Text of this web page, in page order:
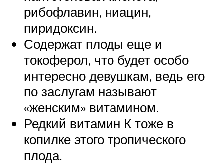
рибофлавин, ниацин,
пиридоксин.
Содержат плоды еще и
токоферол, что будет особо
интересно девушкам, ведь его
по заслугам называют
«женским» витамином.
Редкий витамин К тоже в
копилке этого тропического
плода.